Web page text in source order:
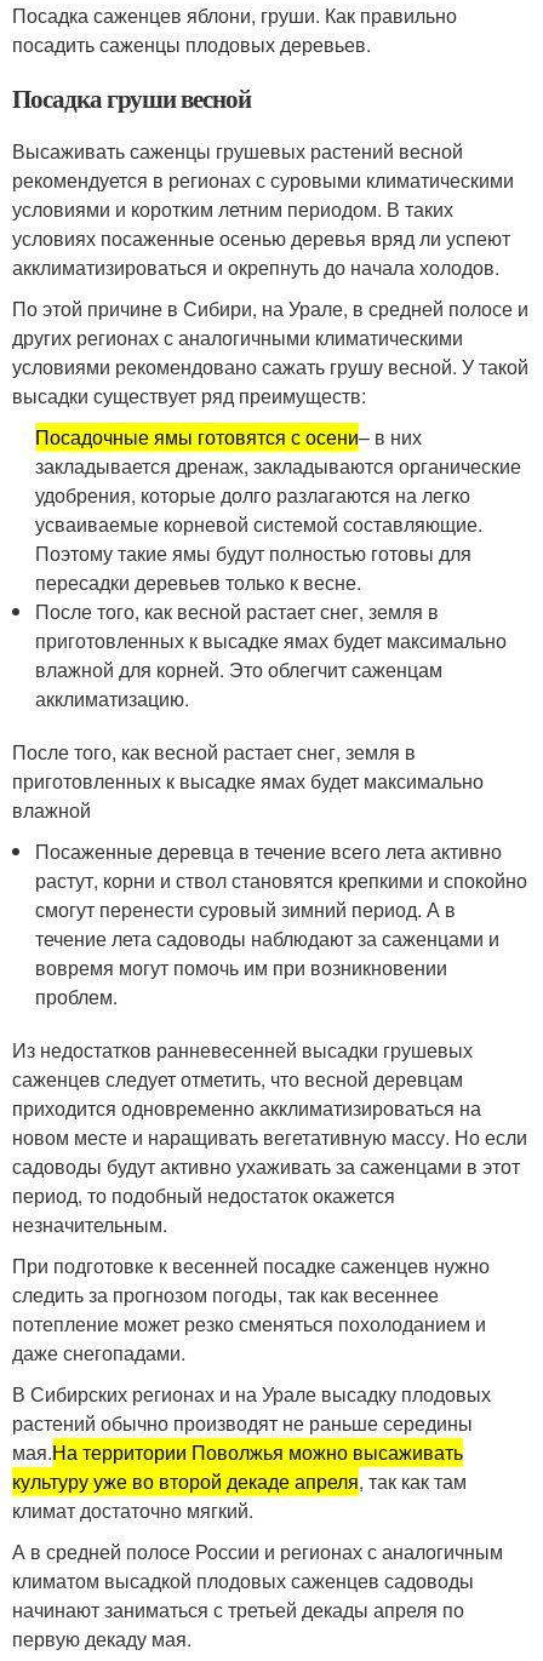
Посадка саженцев яблони, груши. Как правильно
посадить саженцы плодовых деревьев.
Посадка груши весной
Высаживать саженцы грушевых растений весной
рекомендуется в регионах с суровыми климатическими
условиями и коротким летним периодом. В таких
условиях посаженные осенью деревья вряд ли успеют
акклиматизироваться и окрепнуть до начала холодов.
По этой причине в Сибири, на Урале, в средней полосе и
других регионах с аналогичными климатическими
условиями рекомендовано сажать грушу весной. У такой
высадки существует ряд преимуществ:
Посадочные ямы готовятся с осени– в них
закладывается дренаж, закладываются органические
удобрения, которые долго разлагаются на легко
усваиваемые корневой системой составляющие.
Поэтому такие ямы будут полностью готовы для
пересадки деревьев только к весне.
После того, как весной растает снег, земля в
приготовленных к высадке ямах будет максимально
влажной для корней. Это облегчит саженцам
акклиматизацию.
После того, как весной растает снег, земля в
приготовленных к высадке ямах будет максимально
влажной
Посаженные деревца в течение всего лета активно
растут, корни и ствол становятся крепкими и спокойно
смогут перенести суровый зимний период. А в
течение лета садоводы наблюдают за саженцами и
вовремя могут помочь им при возникновении
проблем.
Из недостатков ранневесенней высадки грушевых
саженцев следует отметить, что весной деревцам
приходится одновременно акклиматизироваться на
новом месте и наращивать вегетативную массу. Но если
садоводы будут активно ухаживать за саженцами в этот
период, то подобный недостаток окажется
незначительным.
При подготовке к весенней посадке саженцев нужно
следить за прогнозом погоды, так как весеннее
потепление может резко сменяться похолоданием и
даже снегопадами.
В Сибирских регионах и на Урале высадку плодовых
растений обычно производят не раньше середины
мая.На территории Поволжья можно высаживать
культуру уже во второй декаде апреля, так как там
климат достаточно мягкий.
А в средней полосе России и регионах с аналогичным
климатом высадкой плодовых саженцев садоводы
начинают заниматься с третьей декады апреля по
первую декаду мая.